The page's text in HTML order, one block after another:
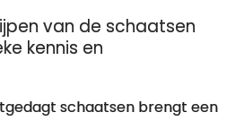
van de schaatsen
kennis en
schaatsen brengt een